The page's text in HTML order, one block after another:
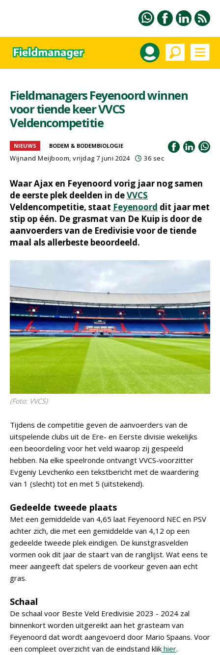
Fieldmanagers Feyenoord winnen
voor tiende keer VVCS
Veldencompetitie
NIEUWS BODEM & BODEMBIOLOGIE
Wijnand Meijboom, vrijdag 7 juni 2024 36 sec
Waar Ajax en Feyenoord vorig jaar nog samen
de eerste plek deelden in deVVCS
Veldencompetitie, staat Feyenoord dit jaar met
stip op één. De grasmat van De Kuip is door de
aanvoerders van de Eredivisie voor de tiende
maal als allerbeste beoordeeld.
(Foto: VVCS)
Tijdens de competitie geven de aanvoerders van de
uitspelende clubs uit de Ere- en Eerste divisie wekelijks
een beoordeling voor het veld waarop zij gespeeld
hebben. Na elke speelronde ontvangt VVCS-voorzitter
Evgeniy Levchenko een tekstbericht met de waardering
van 1 (slecht) tot en met 5 (uitstekend).
Gedeelde tweede plaats
Met een gemiddelde van 4,65 laat Feyenoord NEC en PSV
achter zich, die met een gemiddelde van 4,12 op een
gedeelde tweede plek eindigen. De kunstgrasvelden
vormen ook dit jaar de staart van de ranglijst. Wat eens te
meer aangeeft dat spelers de voorkeur geven aan echt
gras.
Schaal
De schaal voor Beste Veld Eredivisie 2023 - 2024 zal
binnenkort worden uitgereikt aan het grasteam van
Feyenoord dat wordt aangevoerd door Mario Spaans. Voor
een compleet overzicht van de eindstand klik hier.